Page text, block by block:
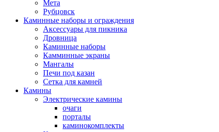
Мета
Рубцовск
Каминные наборы и ограждения
Аксессуары для пикника
Дровница
Каминные наборы
Камминные экраны
Мангалы
Печи под казан
Сетка для камней
Камины
Электрические камины
очаги
порталы
каминокомплекты